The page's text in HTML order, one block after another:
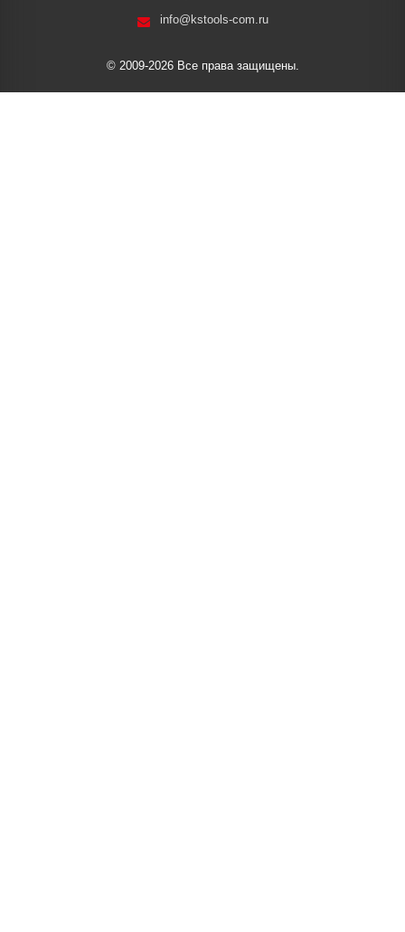
info@kstools-com.ru
© 2009-2026 Все права защищены.